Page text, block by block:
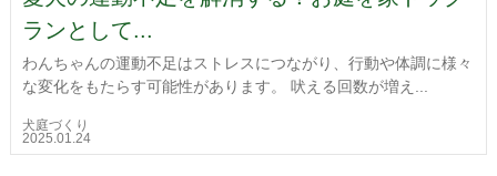
ランとして...
わんちゃんの運動不足はストレスにつながり、行動や体調に様々
な変化をもたらす可能性があります。 吠える回数が増え...
犬庭づくり
2025.01.24